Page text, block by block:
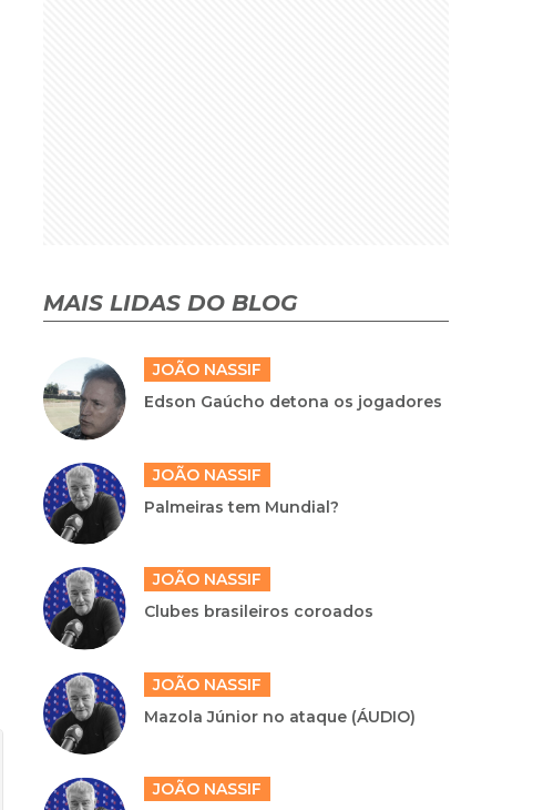
MAIS LIDAS DO BLOG
JOÃO NASSIF
Edson Gaúcho detona os jogadores
JOÃO NASSIF
Palmeiras tem Mundial?
JOÃO NASSIF
Clubes brasileiros coroados
JOÃO NASSIF
Mazola Júnior no ataque (ÁUDIO)
JOÃO NASSIF